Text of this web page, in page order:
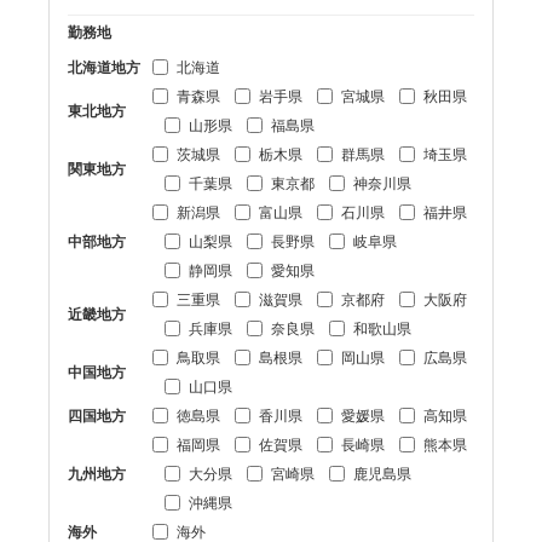
勤務地
北海道地方
北海道
東北地方
青森県 岩手県 宮城県
秋田県
山形県
福島県
関東地方
茨城県 栃木県 群馬県
埼玉県
千葉県
東京都 神奈川県
中部地方
新潟県 富山県 石川県
福井県
山梨県
長野県
岐阜県
静岡県
愛知県
近畿地方
三重県 滋賀県 京都府
大阪府
兵庫県
奈良県 和歌山県
中国地方
鳥取県 島根県 岡山県
広島県
山口県
四国地方
徳島県 香川県 愛媛県 高知県
九州地方
福岡県 佐賀県 長崎県
熊本県
大分県
宮崎県
鹿児島県
沖縄県
海外
海外